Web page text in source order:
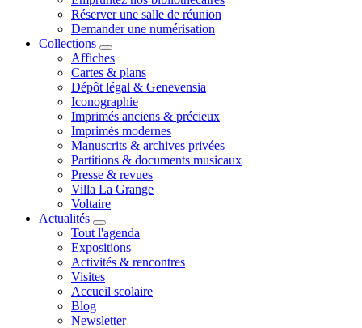
Réserver une salle de réunion
Demander une numérisation
Collections
Affiches
Cartes & plans
Dépôt légal & Genevensia
Iconographie
Imprimés anciens & précieux
Imprimés modernes
Manuscrits & archives privées
Partitions & documents musicaux
Presse & revues
Villa La Grange
Voltaire
Actualités
Tout l'agenda
Expositions
Activités & rencontres
Visites
Accueil scolaire
Blog
Newsletter